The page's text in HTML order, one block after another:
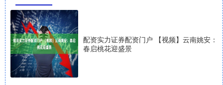
配资实力证券配资门户 【视频】云南姚安：
春启桃花迎盛景